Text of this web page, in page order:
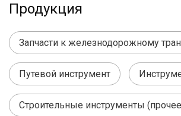
Продукция
Запчасти к железнодорожному
Путевой инструмент
Строительные инструменты